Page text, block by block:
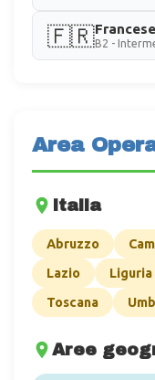
🇫🇷Francese
B2 -
Area
Italia
Abruzzo
Lazio
Liguria
Toscana
Aree